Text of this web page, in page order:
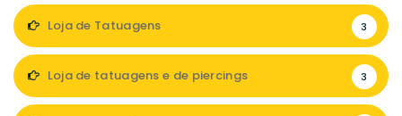
Loja de Tatuagens 3
Loja de tatuagens e de piercings 3